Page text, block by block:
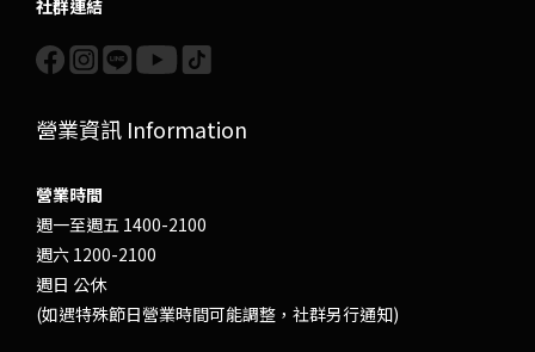
社群連結
營業資訊 Information
營業時間
週一至週五 1400-2100
週六 1200-2100
週日 公休
(如遇特殊節日營業時間可能調整，社群另行通知)